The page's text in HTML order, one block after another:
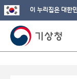
이 누리집은 대한